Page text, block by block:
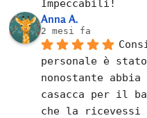
Impeccabili!
Anna A.
2 mesi fa
personale è
nonostante
casacca per il
che la ricevessi